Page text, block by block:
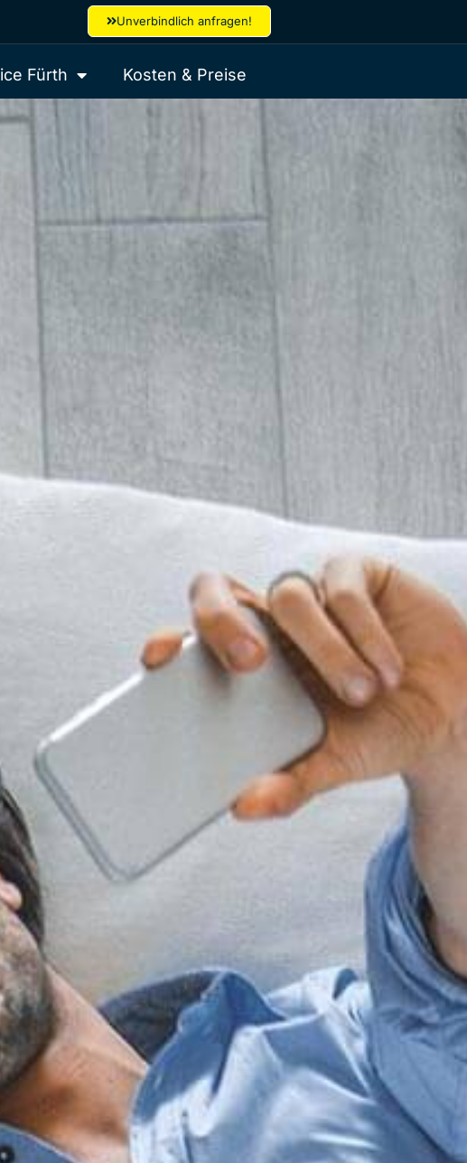
Unverbindlich anfragen!
Fürth Kosten & Preise